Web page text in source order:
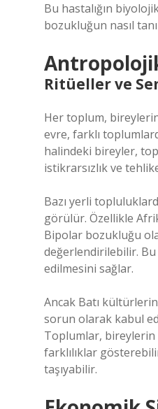
Bu hastalığın
bozukluğun nasıl
Ritüeller ve
Her toplum,
evre, farklı
halindeki bireyler,
istikrarsızlık ve
Bazı yerli
görülür. Özellikle
Bipolar bozukluğu
değerlendirilebilir. Bu
edilmesini sağlar.
Ancak Batı
sorun olarak kabul
Toplumlar, bireylerin
farklılıklar
taşıyabilir.